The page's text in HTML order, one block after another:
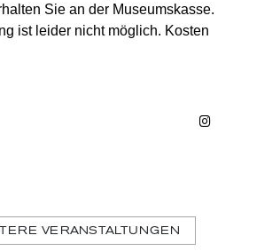
Sie an der Museumskasse.
ist leider nicht möglich. Kosten
VERANSTALTUNGEN